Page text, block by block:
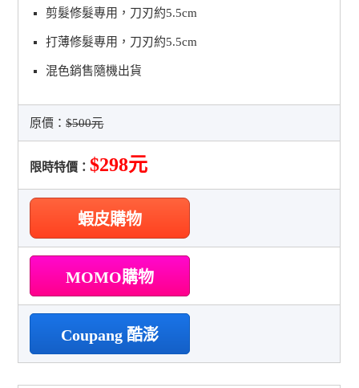
剪髮修髮專用，刀刃約5.5cm
打薄修髮專用，刀刃約5.5cm
混色銷售隨機出貨
原價：$500元
限時特價：$298元
蝦皮購物
MOMO購物
Coupang 酷澎